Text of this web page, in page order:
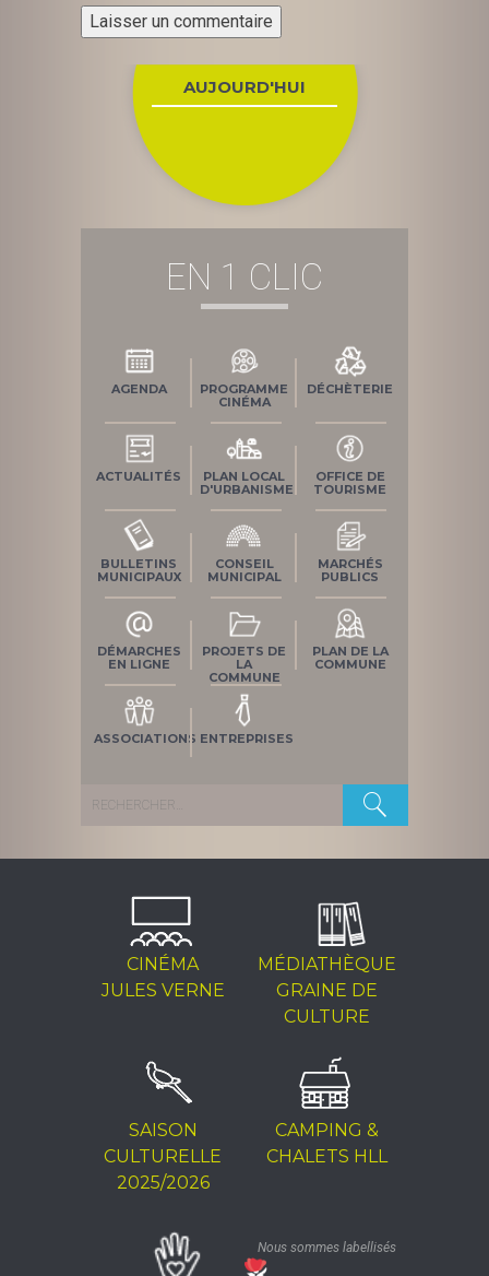
AUJOURD'HUI
EN 1 CLIC
AGENDA
PROGRAMME
CINÉMA
DÉCHÈTERIE
ACTUALITÉS
PLAN LOCAL
D'URBANISME
OFFICE DE
TOURISME
BULLETINS
MUNICIPAUX
CONSEIL
MUNICIPAL
MARCHÉS
PUBLICS
DÉMARCHES
EN LIGNE
PROJETS DE
LA
COMMUNE
PLAN DE LA
COMMUNE
ASSOCIATIONS ENTREPRISES
Rechercher :
CINÉMA
JULES VERNE
MÉDIATHÈQUE
GRAINE DE
CULTURE
SAISON
CULTURELLE
2025/2026
CAMPING &
CHALETS HLL
Nous sommes labellisés